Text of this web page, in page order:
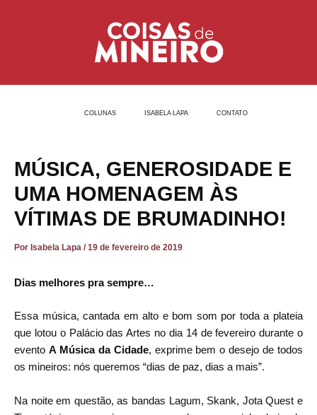
COLUNAS ISABELA LAPA CONTATO
MÚSICA, GENEROSIDADE E
UMA HOMENAGEM ÀS
VÍTIMAS DE BRUMADINHO!
Por Isabela Lapa /19 de fevereiro de 2019
Dias melhores pra sempre…
Essa música, cantada em alto e bom som por toda a plateia
que lotou o Palácio das Artes no dia 14 de fevereiro durante o
evento A Música da Cidade, exprime bem o desejo de todos
os mineiros: nós queremos “dias de paz, dias a mais”.
Na noite em questão, as bandas Lagum, Skank, Jota Quest e